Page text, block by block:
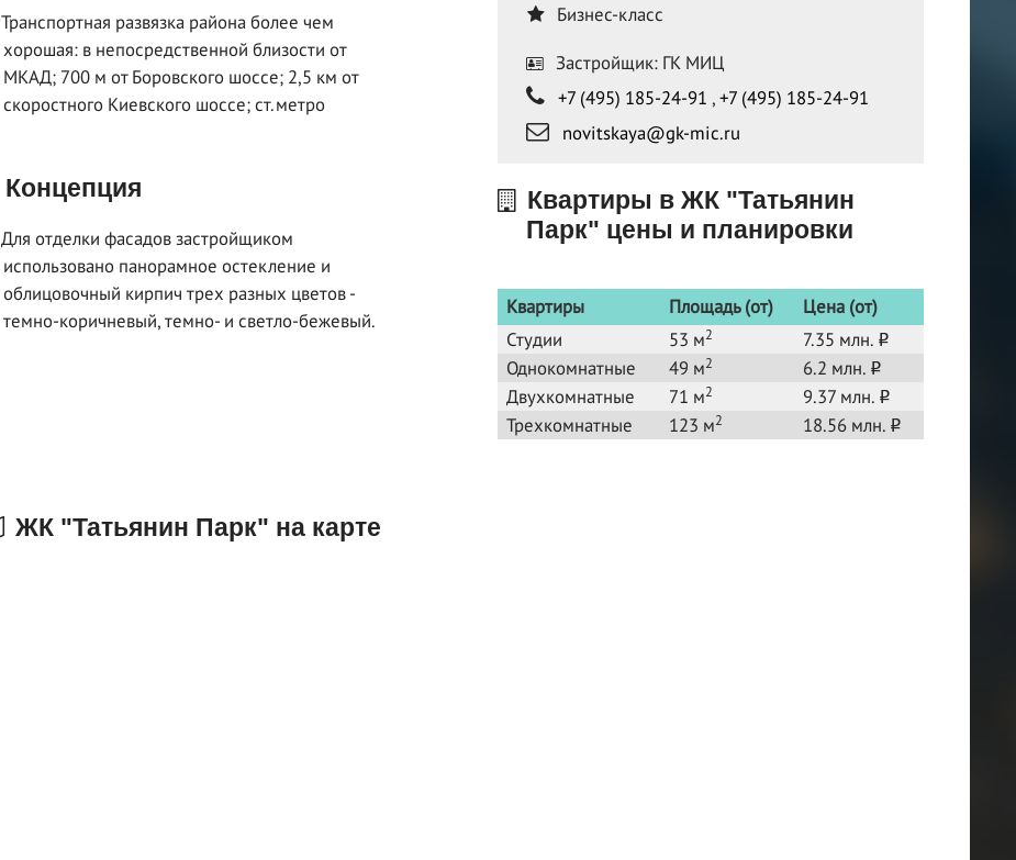
Транспортная развязка района более чем
хорошая: в непосредственной близости от
МКАД; 700 м от Боровского шоссе; 2,5 км от
скоростного Киевского шоссе; ст.метро
Концепция
Для отделки фасадов застройщиком
использовано панорамное остекление и
облицовочный кирпич трех разных цветов -
темно-коричневый, темно- и светло-бежевый.
Бизнес-класс
Застройщик: ГК МИЦ
+7 (495) 185-24-91 ,+7 (495) 185-24-91
novitskaya@gk-mic.ru
Квартиры в ЖК "Татьянин
Парк" цены и планировки
Квартиры Площадь (от)
Цена (от)
Студии
53 м2 7.35 млн. o
Однокомнатные 49 м2 6.2 млн. o
Двухкомнатные 71 м2 9.37 млн. o
Трехкомнатные 123 м2 18.56 млн. o
ЖК "Татьянин Парк" на карте